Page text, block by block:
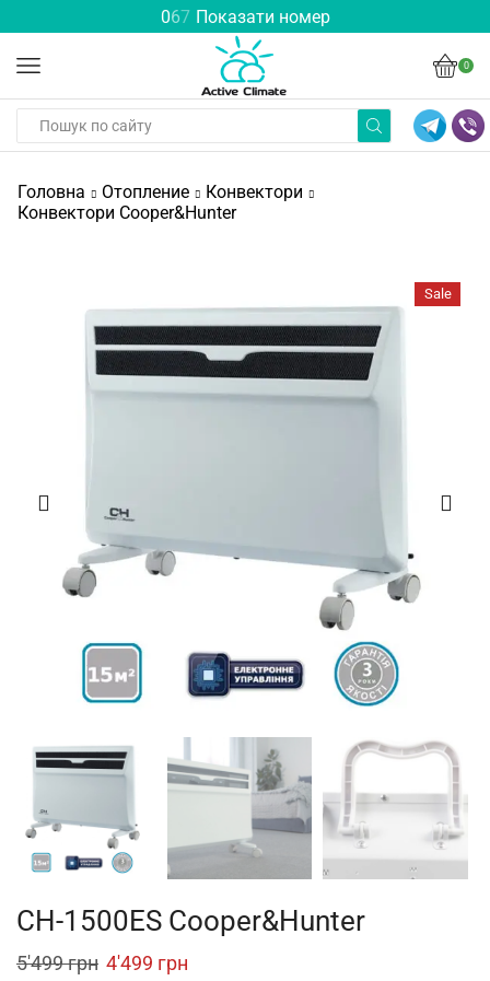
067 Показати номер
0
Головна Отопление
Конвектори
Конвектори Cooper&Hunter
Sale
CH-1500ES Cooper&Hunter
5'499грн Original
4'499 грн